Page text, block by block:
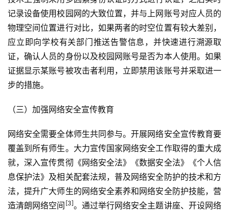
记录设备使用校园网的大致位置，并与上网账号对应人员的
物理空间位置进行对比，如果两者的时空位置有较大差别，
应立即向学校有关部门推送告警信息，并快速进行溯源取
证，确认人员的身份以及校园网账号是否为本人使用。如果
证据显示某账号被攻击者利用，立即禁用该账号并采取进一
步的措施。
（三）加强网络安全宣传教育
网络安全需要全体师生共同参与。开展网络安全宣传教育要
覆盖到所有师生。大力宣传国家网络安全工作取得的重大成
就，深入宣传贯彻《网络安全法》《数据安全法》《个人信
息保护法》及相关配套法规，普及网络安全防护的技术和方
法，提升广大师生的网络安全素养和网络安全防护技能，营
造清朗网络空间 [3]。通过举行网络安全主题讲座、开设网络